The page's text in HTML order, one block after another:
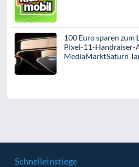
100 Euro sparen zum
Pixel-11-Handraiser-
MediaMarktSaturn
Schnelleinstiege